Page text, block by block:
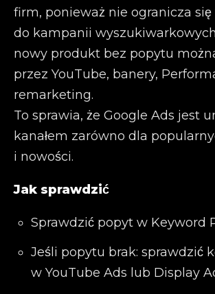
firm, ponieważ nie ogranicza się
do kampanii
nowy produkt bez popytu
przez YouTube, banery,
remarketing.
To sprawia, że Google Ads jest
kanałem zarówno dla
i nowości.
Jak sprawdzić
Sprawdzić popyt w Keyword
Jeśli popytu brak: sprawdzić
w YouTube Ads lub Display